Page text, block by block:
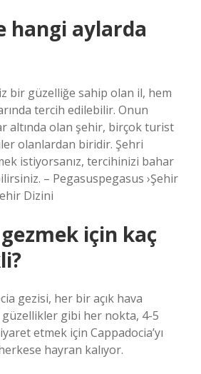
hangi aylarda
bir güzelliğe sahip olan il, hem
tercih edilebilir. Onun
altında olan şehir, birçok turist
olanlardan biridir. Şehri
istiyorsanız, tercihinizi bahar
– Pegasuspegasus ›Şehir
Dizini
için kaç
gezisi, her bir açık hava
gibi her nokta, 4-5
etmek için Cappadocia’yı
hayran kalıyor.